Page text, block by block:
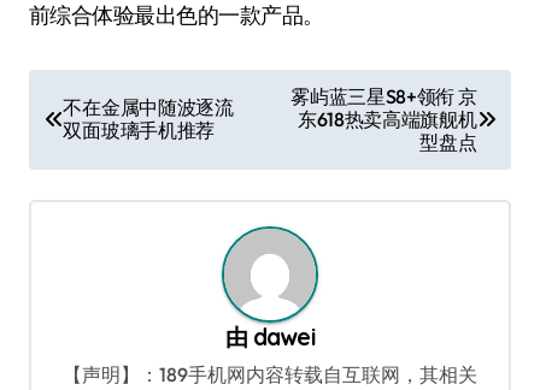
前综合体验最出色的一款产品。
章
导
航
不在金属中随波逐流
双面玻璃手机推荐
雾屿蓝三星S8+领衔 京
东618热卖高端旗舰机
型盘点
由 dawei
【声明】：189手机网内容转载自互联网，其相关